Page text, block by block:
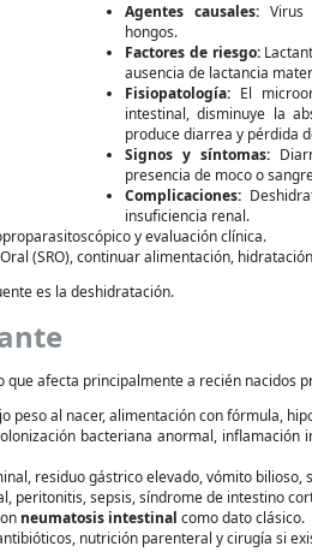
Agentes causales: Virus
hongos.
Factores de riesgo:
ausencia de lactancia
Fisiopatología: El
intestinal, disminuye la
produce diarrea y pérdida
Signos y síntomas:
presencia de moco o
Complicaciones:
insuficiencia renal.
y evaluación clínica.
(SRO), continuar alimentación,
es la deshidratación.
afecta principalmente a recién nacidos
peso al nacer, alimentación con fórmula,
bacteriana anormal, inflamación
residuo gástrico elevado, vómito
peritonitis, sepsis, síndrome de intestino
neumatosis intestinal como dato clásico.
nutrición parenteral y cirugía si